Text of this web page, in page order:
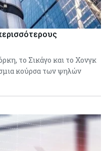
το Σικάγο και το Χονγκ
κούρσα των ψηλών